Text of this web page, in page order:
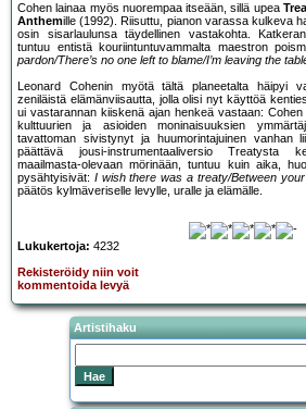
Cohen lainaa myös nuorempaa itseään, sillä upea
Anthemille (1992). Riisuttu, pianon varassa kulkeva
osin sisarlaulunsa täydellinen vastakohta.
tuntuu entistä kouriintuntuvammalta maestron
pardon/There’s no one left to blame/I’m leaving the
Leonard Cohenin myötä tältä planeetalta häipyi
zeniläistä elämänviisautta, jolla olisi nyt käyttöä
ui vastarannan kiiskenä ajan henkeä vastaan: Cohen
kulttuurien ja asioiden moninaisuuksien
tavattoman sivistynyt ja huumorintajuinen vanhan
päättävä jousi-instrumentaaliversio Treatysta
maailmasta-olevaan mörinään, tuntuu kuin aika,
pysähtyisivät: I wish there was a treaty/Between
päätös kylmäveriselle levylle, uralle ja elämälle.
Lukukertoja: 4232
Rekisteröidy niin voit
kommentoida levyä
Artistihaku